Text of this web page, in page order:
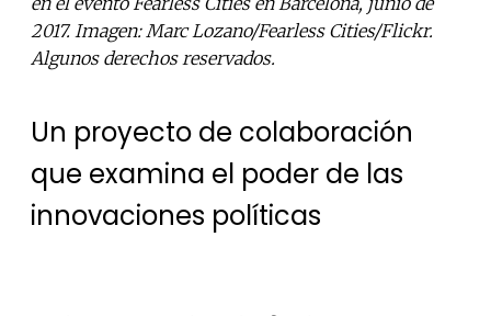
2017. Imagen: Marc Lozano/Fearless Cities/Flickr.
Algunos derechos reservados.
Un proyecto de colaboración
que examina el poder de las
innovaciones políticas